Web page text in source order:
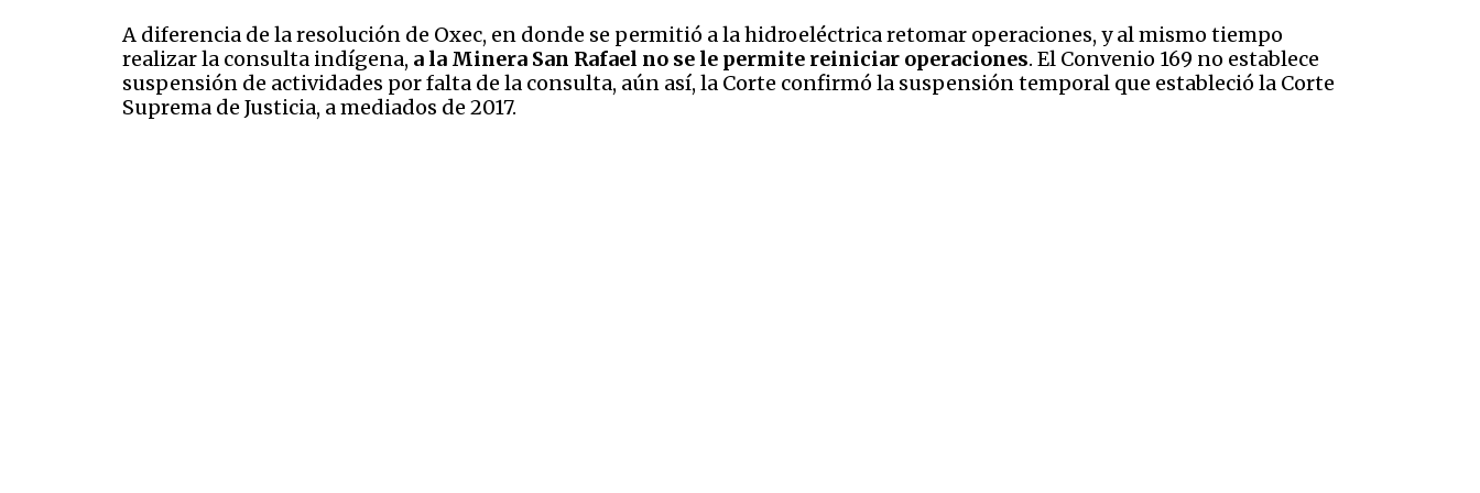
A diferencia de la resolución de Oxec, en donde se permitió a la hidroeléctrica retomar operaciones, y al mismo tiempo
realizar la consulta indígena, a la Minera San Rafael no se le permite reiniciar operaciones. El Convenio 169 no establece
suspensión de actividades por falta de la consulta, aún así, la Corte confirmó la suspensión temporal que estableció la Corte
Suprema de Justicia, a mediados de 2017.